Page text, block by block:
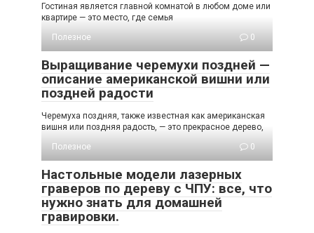
Гостиная является главной комнатой в любом доме или
квартире — это место, где семья
Полезное
0
Выращивание черемухи поздней —
описание американской вишни или
поздней радости
Черемуха поздняя, также известная как американская
вишня или поздняя радость, — это прекрасное дерево,
Полезное
0
Настольные модели лазерных
граверов по дереву с ЧПУ: все, что
нужно знать для домашней
гравировки.